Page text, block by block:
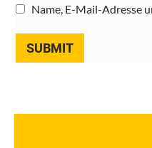
Name, E-Mail-Adresse